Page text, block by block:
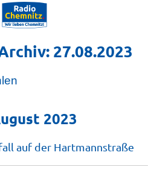
27.08.2023
2023
auf der Hartmannstraße